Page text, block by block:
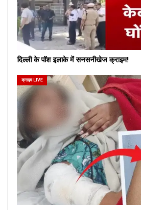
दिल्ली के पॉश इलाके में सनसनीखेज क्राइम!
क्राइम LIVE